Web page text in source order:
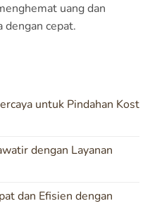
uang dan
dengan cepat.
untuk Pindahan Kost
dengan Layanan
dan Efisien dengan